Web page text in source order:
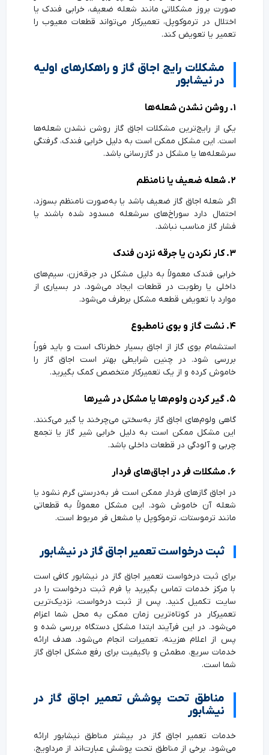
صورت بروز مشکلاتی مانند شعله ضعیف، خرابی فندک یا
اختلال در ترموکوپل، تعمیرکار می‌تواند قطعات معیوب را
تعمیر یا تعویض کند.
مشکلات رایج اجاق گاز و راهکارهای اولیه
در نیشابور
۱. روشن نشدن شعله‌ها
یکی از رایج‌ترین مشکلات اجاق گاز روشن نشدن شعله‌ها
است. این مشکل ممکن است به دلیل خرابی فندک، گرفتگی
سرشعله‌ها یا مشکل در گازرسانی باشد.
۲. شعله ضعیف یا نامنظم
اگر شعله اجاق گاز ضعیف باشد یا به‌صورت نامنظم بسوزد،
احتمال دارد سوراخ‌های سرشعله مسدود شده باشند یا
فشار گاز مناسب نباشد.
۳. کار نکردن یا جرقه نزدن فندک
خرابی فندک معمولاً به دلیل مشکل در جرقه‌زن، سیم‌های
داخلی یا رطوبت در قطعات ایجاد می‌شود. در بسیاری از
موارد با تعویض قطعه مشکل برطرف می‌شود.
۴. نشت گاز و بوی نامطبوع
استشمام بوی گاز از اجاق بسیار خطرناک است و باید فوراً
بررسی شود. در چنین شرایطی بهتر است اجاق گاز را
خاموش کرده و از یک تعمیرکار متخصص کمک بگیرید.
۵. گیر کردن ولوم‌ها یا مشکل در شیرها
گاهی ولوم‌های اجاق گاز به‌سختی می‌چرخند یا گیر می‌کنند.
این مشکل ممکن است به دلیل خرابی شیر گاز یا تجمع
چربی و آلودگی در قطعات داخلی باشد.
۶. مشکلات فر در اجاق‌های فردار
در اجاق گازهای فردار ممکن است فر به‌درستی گرم نشود یا
شعله آن خاموش شود. این مشکل معمولاً به قطعاتی
مانند ترموستات، ترموکوپل یا مشعل فر مربوط است.
ثبت درخواست تعمیر اجاق گاز در نیشابور
برای ثبت درخواست تعمیر اجاق گاز در نیشابور کافی است
با مرکز خدمات تماس بگیرید یا فرم ثبت درخواست را در
سایت تکمیل کنید. پس از ثبت درخواست، نزدیک‌ترین
تعمیرکار در کوتاه‌ترین زمان ممکن به محل شما اعزام
می‌شود. در این فرآیند ابتدا مشکل دستگاه بررسی شده و
پس از اعلام هزینه، تعمیرات انجام می‌شود. هدف ارائه
خدمات سریع، مطمئن و باکیفیت برای رفع مشکل اجاق گاز
شما است.
مناطق تحت پوشش تعمیر اجاق گاز در
نیشابور
خدمات تعمیر اجاق گاز در بیشتر مناطق نیشابور ارائه
می‌شود. برخی از مناطق تحت پوشش عبارت‌اند از مرداویج،